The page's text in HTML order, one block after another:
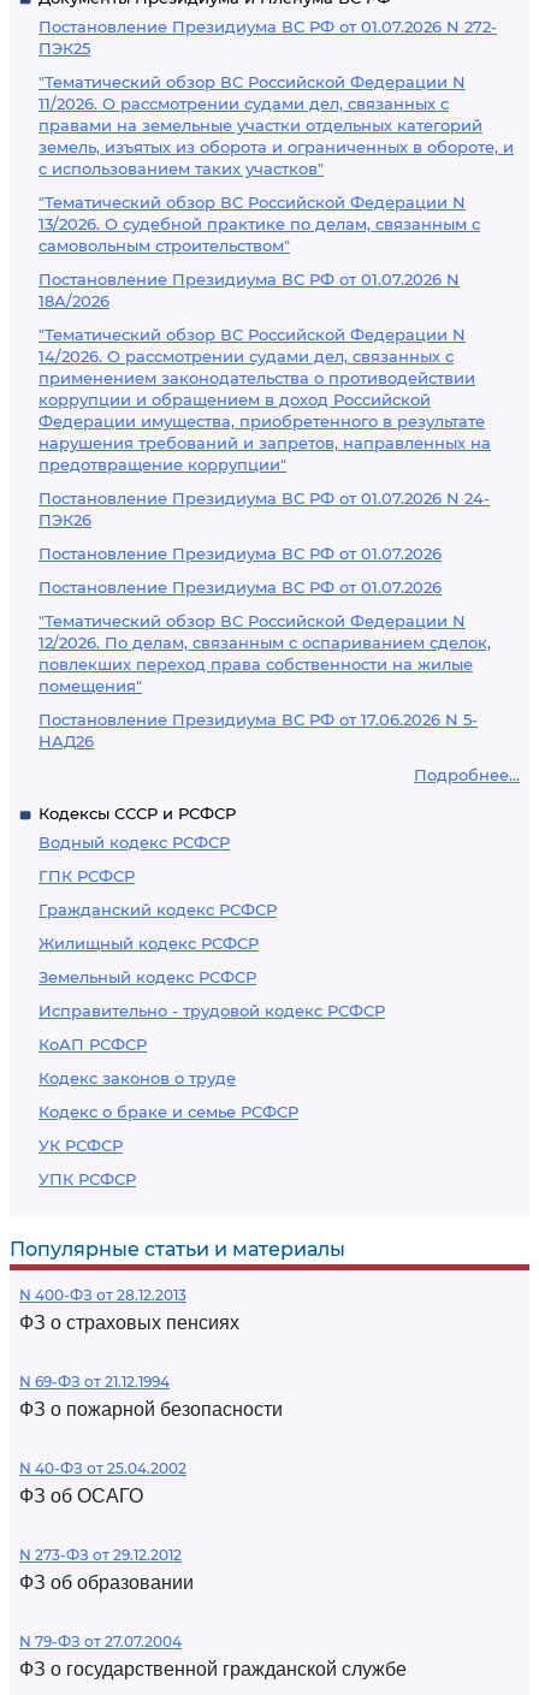
Постановление Президиума ВС РФ от 01.07.2026 N 272-
ПЭК25
"Тематический обзор ВС Российской Федерации N
11/2026. О рассмотрении судами дел, связанных с
правами на земельные участки отдельных категорий
земель, изъятых из оборота и ограниченных в обороте, и
с использованием таких участков"
"Тематический обзор ВС Российской Федерации N
13/2026. О судебной практике по делам, связанным с
самовольным строительством"
Постановление Президиума ВС РФ от 01.07.2026 N
18А/2026
"Тематический обзор ВС Российской Федерации N
14/2026. О рассмотрении судами дел, связанных с
применением законодательства о противодействии
коррупции и обращением в доход Российской
Федерации имущества, приобретенного в результате
нарушения требований и запретов, направленных на
предотвращение коррупции"
Постановление Президиума ВС РФ от 01.07.2026 N 24-
ПЭК26
Постановление Президиума ВС РФ от 01.07.2026
Постановление Президиума ВС РФ от 01.07.2026
"Тематический обзор ВС Российской Федерации N
12/2026. По делам, связанным с оспариванием сделок,
повлекших переход права собственности на жилые
помещения"
Постановление Президиума ВС РФ от 17.06.2026 N 5-
НАД26
Подробнее...
Кодексы СССР и РСФСР
Водный кодекс РСФСР
ГПК РСФСР
Гражданский кодекс РСФСР
Жилищный кодекс РСФСР
Земельный кодекс РСФСР
Исправительно - трудовой кодекс РСФСР
КоАП РСФСР
Кодекс законов о труде
Кодекс о браке и семье РСФСР
УК РСФСР
УПК РСФСР
Популярные статьи и материалы
N 400-ФЗ от 28.12.2013
ФЗ о страховых пенсиях
N 69-ФЗ от 21.12.1994
ФЗ о пожарной безопасности
N 40-ФЗ от 25.04.2002
ФЗ об ОСАГО
N 273-ФЗ от 29.12.2012
ФЗ об образовании
N 79-ФЗ от 27.07.2004
ФЗ о государственной гражданской службе